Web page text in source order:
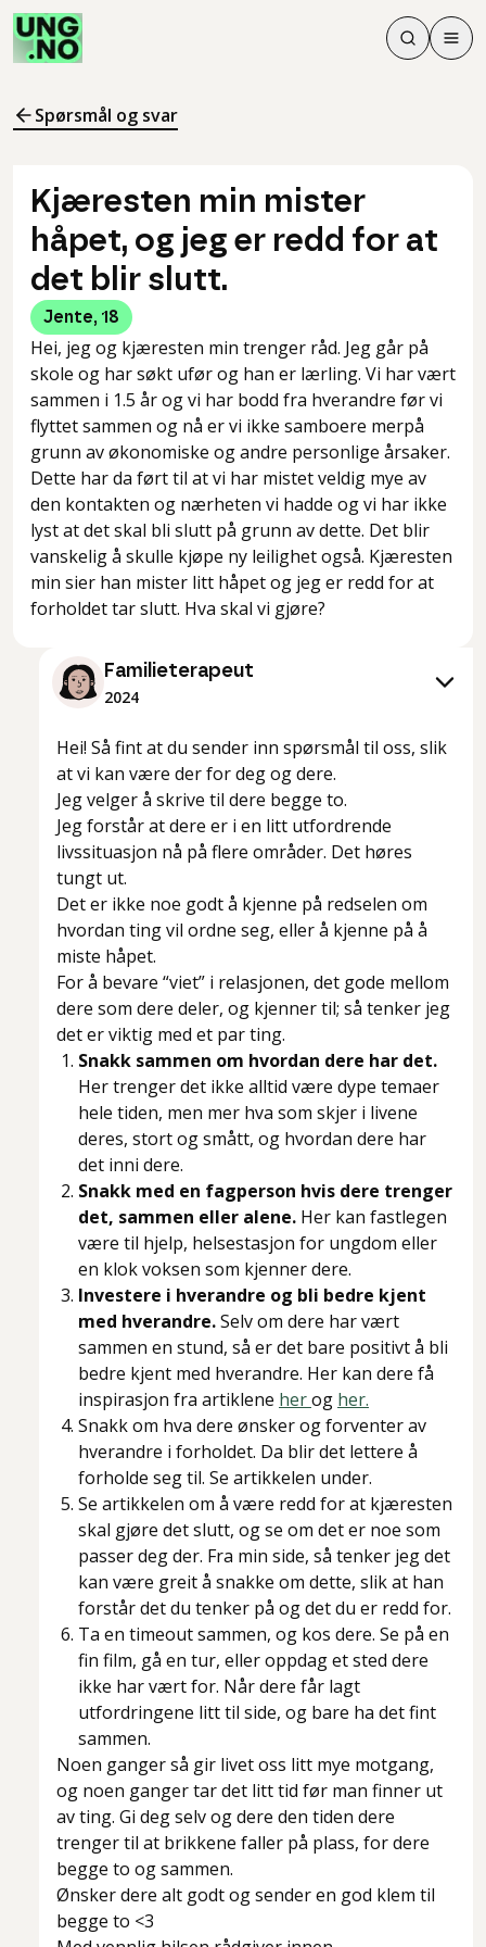
Søk
Søk
Meny
Spørsmål og svar
Kjæresten min mister
håpet, og jeg er redd for at
det blir slutt.
Jente, 18
Hei, jeg og kjæresten min trenger råd. Jeg går på
skole og har søkt ufør og han er lærling. Vi har vært
sammen i 1.5 år og vi har bodd fra hverandre før vi
flyttet sammen og nå er vi ikke samboere merpå
grunn av økonomiske og andre personlige årsaker.
Dette har da ført til at vi har mistet veldig mye av
den kontakten og nærheten vi hadde og vi har ikke
lyst at det skal bli slutt på grunn av dette. Det blir
vanskelig å skulle kjøpe ny leilighet også. Kjæresten
min sier han mister litt håpet og jeg er redd for at
forholdet tar slutt. Hva skal vi gjøre?
Familieterapeut
2024
Hei! Så fint at du sender inn spørsmål til oss, slik
at vi kan være der for deg og dere.
Jeg velger å skrive til dere begge to.
Jeg forstår at dere er i en litt utfordrende
livssituasjon nå på flere områder. Det høres
tungt ut.
Det er ikke noe godt å kjenne på redselen om
hvordan ting vil ordne seg, eller å kjenne på å
miste håpet.
For å bevare “viet” i relasjonen, det gode mellom
dere som dere deler, og kjenner til; så tenker jeg
det er viktig med et par ting.
Snakk sammen om hvordan dere har det.
Her trenger det ikke alltid være dype temaer
hele tiden, men mer hva som skjer i livene
deres, stort og smått, og hvordan dere har
det inni dere.
Snakk med en fagperson hvis dere trenger
det, sammen eller alene. Her kan fastlegen
være til hjelp, helsestasjon for ungdom eller
en klok voksen som kjenner dere.
Investere i hverandre og bli bedre kjent
med hverandre.Selv om dere har vært
sammen en stund, så er det bare positivt å bli
bedre kjent med hverandre. Her kan dere få
inspirasjon fra artiklene herog her.
Snakk om hva dere ønsker og forventer av
hverandre i forholdet. Da blir det lettere å
forholde seg til. Se artikkelen under.
Se artikkelen om å være redd for at kjæresten
skal gjøre det slutt, og se om det er noe som
passer deg der. Fra min side, så tenker jeg det
kan være greit å snakke om dette, slik at han
forstår det du tenker på og det du er redd for.
Ta en timeout sammen, og kos dere. Se på en
fin film, gå en tur, eller oppdag et sted dere
ikke har vært for. Når dere får lagt
utfordringene litt til side, og bare ha det fint
sammen.
Noen ganger så gir livet oss litt mye motgang,
og noen ganger tar det litt tid før man finner ut
av ting. Gi deg selv og dere den tiden dere
trenger til at brikkene faller på plass, for dere
begge to og sammen.
Ønsker dere alt godt og sender en god klem til
begge to <3